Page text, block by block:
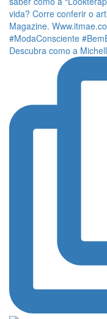
Descubra como a